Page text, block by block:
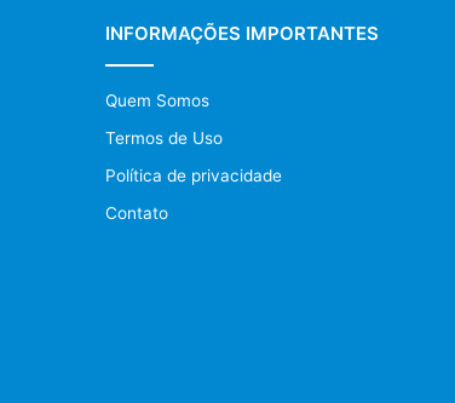
INFORMAÇÕES IMPORTANTES
Quem Somos
Termos de Uso
Política de privacidade
Contato